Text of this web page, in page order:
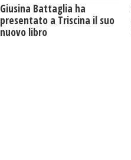
Giusina Battaglia ha
presentato a Triscina il suo
nuovo libro